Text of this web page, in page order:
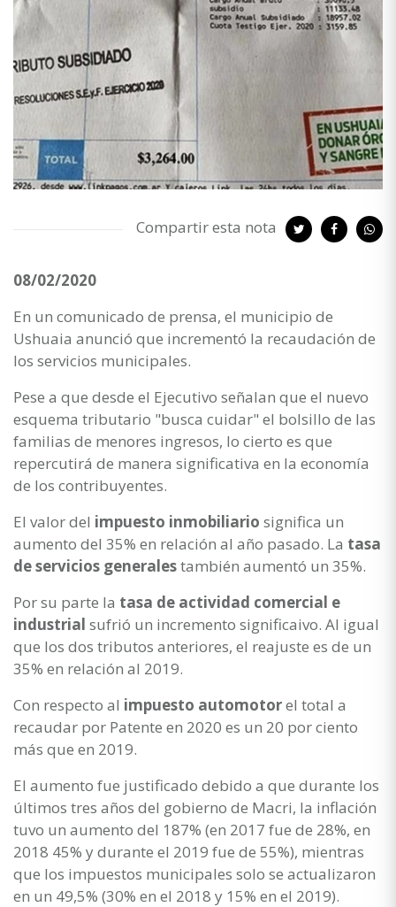
Compartir esta nota
08/02/2020
En un comunicado de prensa, el municipio de
Ushuaia anunció que incrementó la recaudación de
los servicios municipales.
Pese a que desde el Ejecutivo señalan que el nuevo
esquema tributario "busca cuidar" el bolsillo de las
familias de menores ingresos, lo cierto es que
repercutirá de manera significativa en la economía
de los contribuyentes.
El valor del impuesto inmobiliario significa un
aumento del 35% en relación al año pasado. La tasa
de servicios generalestambién aumentó un 35%.
Por su parte la tasa de actividad comercial e
industrial sufrió un incremento significaivo. Al igual
que los dos tributos anteriores, el reajuste es de un
35% en relación al 2019.
Con respecto al impuesto automotorel total a
recaudar por Patente en 2020 es un 20 por ciento
más que en 2019.
El aumento fue justificado debido a que durante los
últimos tres años del gobierno de Macri, la inflación
tuvo un aumento del 187% (en 2017 fue de 28%, en
2018 45% y durante el 2019 fue de 55%), mientras
que los impuestos municipales solo se actualizaron
en un 49,5% (30% en el 2018 y 15% en el 2019).